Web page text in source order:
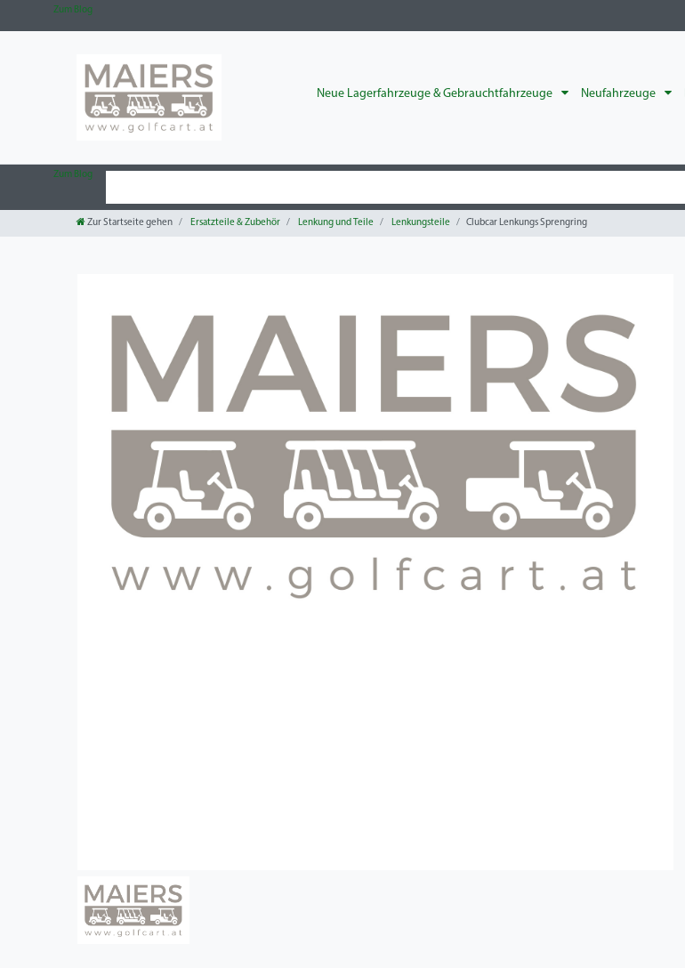
Zum Blog
Neue Lagerfahrzeuge & Gebrauchtfahrzeuge Neufahrzeuge
Zum Blog
Zur Startseite gehen Ersatzteile & Zubehör Lenkung und Teile Lenkungsteile Clubcar Lenkungs Sprengring